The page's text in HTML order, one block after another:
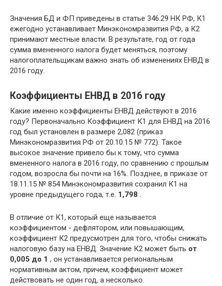
Значения БД и ФП приведены в статье 346.29 НК РФ, К1
ежегодно устанавливает Минэкономразвития РФ, а К2
принимают местные власти. В результате, год от года
сумма вмененного налога будет меняться, поэтому
налогоплательщикам важно знать об изменениях ЕНВД в
2016 году.
Коэффициенты ЕНВД в 2016 году
Какие именно коэффициенты ЕНВД действуют в 2016
году? Первоначально Коэффициент К1 для ЕНВД на 2016
год был установлен в размере 2,082 (приказ
Минэкономразвития РФ от 20.10.15 № 772). Такое
высокое значение привело бы к тому, что сумма
вмененного налога в 2016 году, по сравнению с прошлым
годом, возросла бы почти на 16%. Позднее, в приказе от
18.11.15 № 854 Минэкономразвития сохранил К1 на
уровне предыдущего года, т.е. 1,798 .
В отличие от К1, который еще называется
коэффициентом - дефлятором, или повышающим,
коэффициент К2 предусмотрен для того, чтобы снижать
налоговую базу на ЕНВД. Значение К2 может быть от
0,005 до 1 , он устанавливается региональным
нормативным актом, причем, коэффициент может
действовать не один год, а несколько.